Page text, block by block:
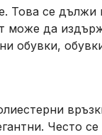
Това се дължи
може да
обувки,
Често се